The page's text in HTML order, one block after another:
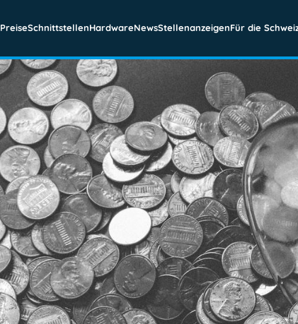
PreiseSchnittstellenHardwareNewsStellenanzeigenFür die